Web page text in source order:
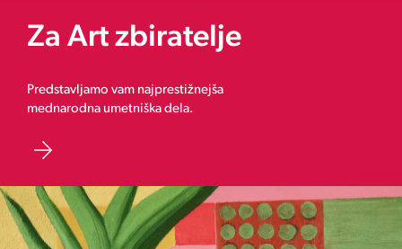
Za Art zbiratelje
Predstavljamo vam najprestižnejša
mednarodna umetniška dela.